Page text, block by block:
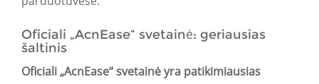
Oficiali „AcnEase“ svetainė: geriausias
šaltinis
Oficiali „AcnEase“ svetainė yra patikimiausias